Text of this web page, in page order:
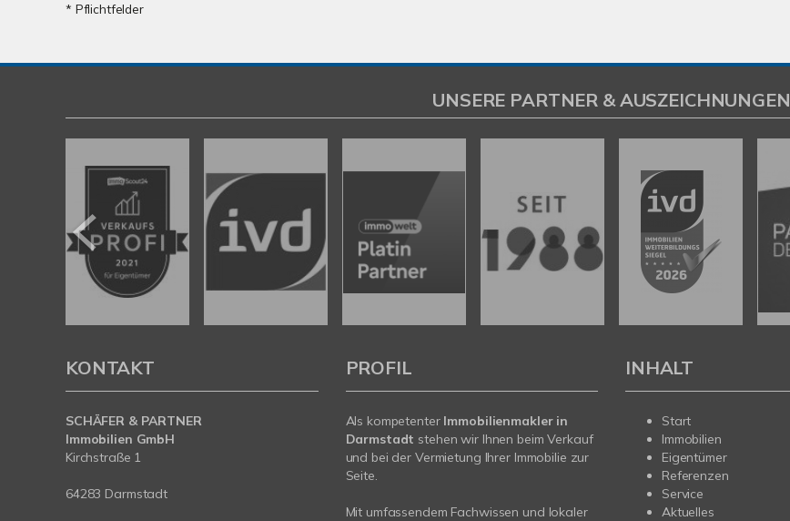
* Pflichtfelder
UNSERE PARTNER & AUSZEICHNUNGEN
KONTAKT
SCHÄFER & PARTNER
Immobilien GmbH
Kirchstraße 1
64283 Darmstadt
PROFIL
Als kompetenter Immobilienmakler in
Darmstadt stehen wir Ihnen beim Verkauf
und bei der Vermietung Ihrer Immobilie zur
Seite.
Mit umfassendem Fachwissen und lokaler
INHALT
Start
Immobilien
Eigentümer
Referenzen
Service
Aktuelles